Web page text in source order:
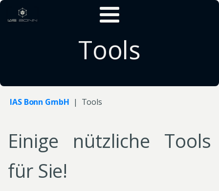
Tools
IAS Bonn GmbH | Tools
Einige nützliche Tools
für Sie!